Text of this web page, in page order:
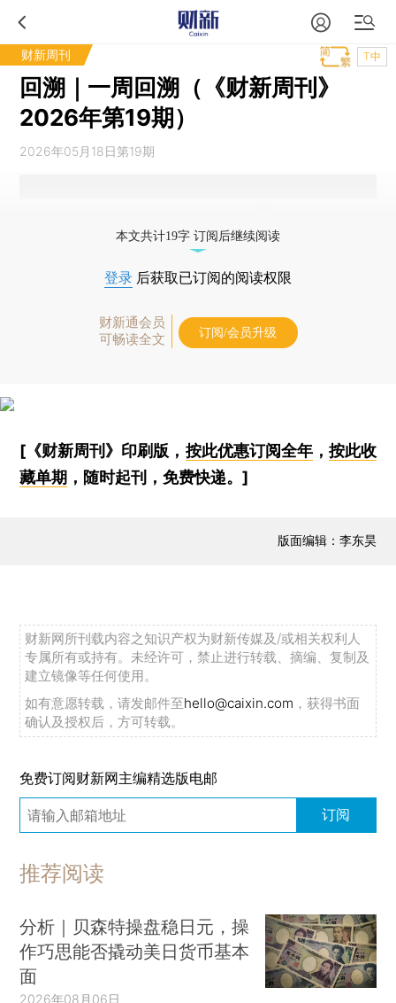
财新周刊 T中
回溯｜一周回溯（《财新周刊》
2026年第19期）
2026年05月18日第19期
本文共计19字 订阅后继续阅读
登录 后获取已订阅的阅读权限
财新通会员
可畅读全文
订阅/会员升级
[《财新周刊》印刷版， 按此优惠订阅全年， 按此收
藏单期 ，随时起刊，免费快递。]
版面编辑：李东昊
财新网所刊载内容之知识产权为财新传媒及/或相关权利人
专属所有或持有。未经许可，禁止进行转载、摘编、复制及
建立镜像等任何使用。
如有意愿转载，请发邮件至hello@caixin.com ，获得书面
确认及授权后，方可转载。
免费订阅财新网主编精选版电邮
订阅
推荐阅读
分析｜贝森特操盘稳日元，操
作巧思能否撬动美日货币基本
面
2026年08月06日